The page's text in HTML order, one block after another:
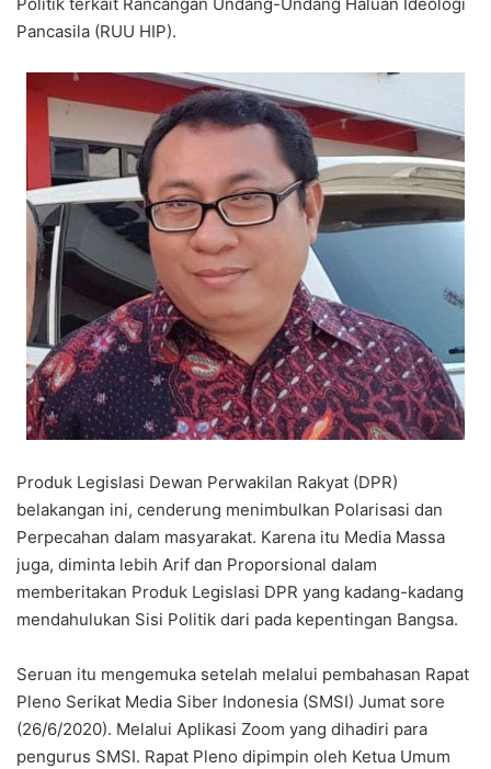
Pancasila (RUU HIP).
Produk Legislasi Dewan Perwakilan Rakyat (DPR)
belakangan ini, cenderung menimbulkan Polarisasi dan
Perpecahan dalam masyarakat. Karena itu Media Massa
juga, diminta lebih Arif dan Proporsional dalam
memberitakan Produk Legislasi DPR yang kadang-kadang
mendahulukan Sisi Politik dari pada kepentingan Bangsa.
Seruan itu mengemuka setelah melalui pembahasan Rapat
Pleno Serikat Media Siber Indonesia (SMSI) Jumat sore
(26/6/2020). Melalui Aplikasi Zoom yang dihadiri para
pengurus SMSI. Rapat Pleno dipimpin oleh Ketua Umum